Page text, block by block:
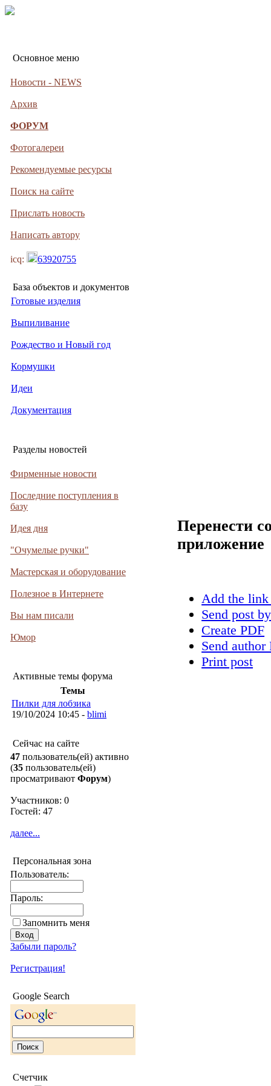
Основное меню
Новости - NEWS
Архив
ФОРУМ
Фотогалереи
Рекомендуемые ресурсы
Поиск на сайте
Прислать новость
Написать автору
icq: 63920755
База объектов и документов
Готовые изделия
Выпиливание
Рождество и Новый год
Кормушки
Идеи
Документация
Разделы новостей
Фирменные новости
Последние поступления в
базу
Идея дня
"Очумелые ручки"
Мастерская и оборудование
Полезное в Интернете
Вы нам писали
Юмор
Активные темы форума
Темы
Пилки для лобзика
19/10/2024 10:45 - blimi
Сейчас на сайте
47 пользователь(ей) активно
(35 пользователь(ей)
просматривают Форум)
Участников: 0
Гостей: 47
далее...
Персональная зона
Пользователь:
Пароль:
Запомнить меня
Забыли пароль?
Регистрация!
Google Search
Счетчик
Перенести
приложение
Add the
Send post
Create PDF
Send
Print post